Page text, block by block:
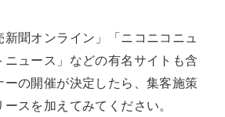
聞オンライン」「ニコニコニュ
ニュース」などの有名サイトも含
ーの開催が決定したら、集客施策
スを加えてみてください。